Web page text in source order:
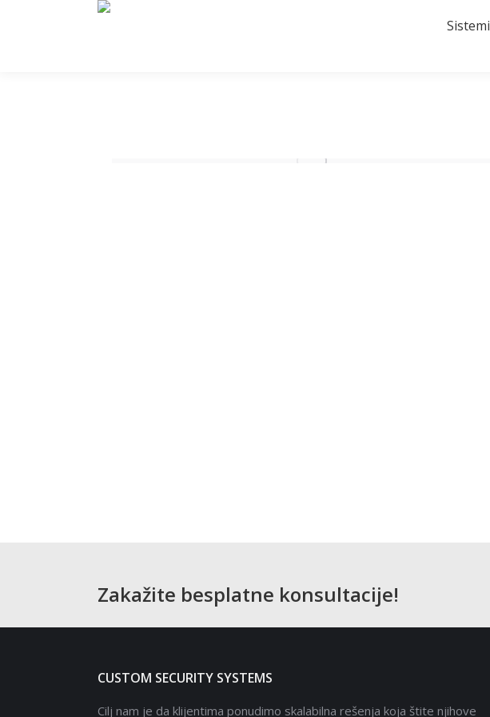
Sistemi
Zakažite besplatne konsultacije!
CUSTOM SECURITY SYSTEMS
Cilj nam je da klijentima ponudimo skalabilna rešenja koja štite njihove